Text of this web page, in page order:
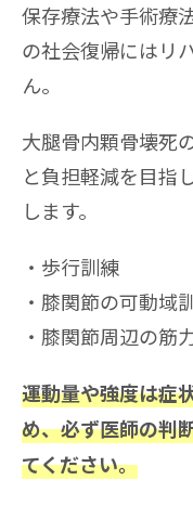
保存療法や手術療
の社会復帰にはリ
ん。
大腿骨内顆骨壊死
と負担軽減を目指
します。
歩行訓練
膝関節の可動域
膝関節周辺の筋
運動量や強度は症
め、必ず医師の判
てください。